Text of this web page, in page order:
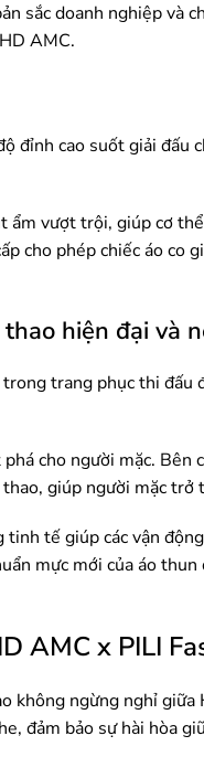
sắc doanh nghiệp và
AMC.
cao suốt giải đấu
vượt trội, giúp cơ
cho phép chiếc áo
hiện đại và
trang phục thi đấu
cho người mặc. Bên
giúp người mặc trở
tế giúp các vận
mực mới của áo
AMC x PILI
không ngừng nghỉ
đảm bảo sự hài hòa